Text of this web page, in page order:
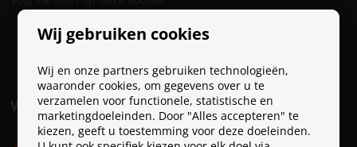
Wij gebruiken cookies
Wij en onze partners gebruiken technologieën,
waaronder cookies, om gegevens over u te
verzamelen voor functionele, statistische en
marketingdoeleinden. Door "Alles accepteren" te
kiezen, geeft u toestemming voor deze doeleinden.
VERZENDKOSTEN